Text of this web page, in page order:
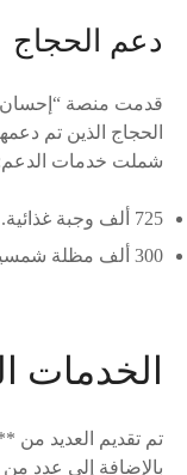
دعم الحجاج
قدمت منصة
شملت خدمات
725 ألف وجبة غذائية.
300 ألف مظلة شمسية.
الخدمات
تم تقديم العديد من